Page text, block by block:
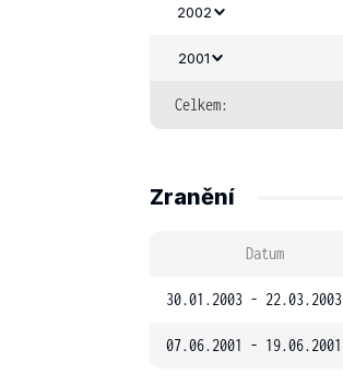
2002
2001
Celkem:
Zranění
Datum
30.01.2003 - 22.03.2003
07.06.2001 - 19.06.2001